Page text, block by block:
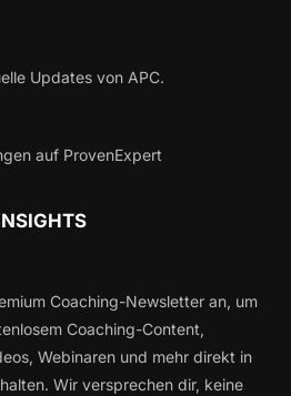
Updates von APC.
auf ProvenExpert
Coaching-Newsletter an, um
Coaching-Content,
Webinaren und mehr direkt in
Wir versprechen dir, keine